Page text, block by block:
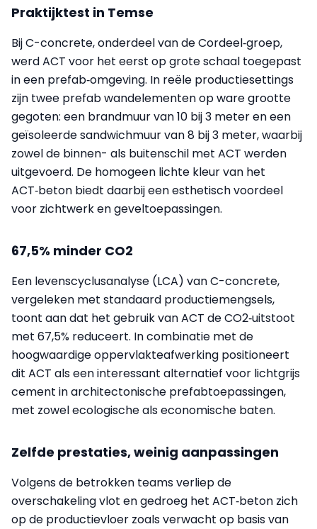
Praktijktest in Temse
Bij C-concrete, onderdeel van de Cordeel‑groep,
werd ACT voor het eerst op grote schaal toegepast
in een prefab‑omgeving. In reële productiesettings
zijn twee prefab wandelementen op ware grootte
gegoten: een brandmuur van 10 bij 3 meter en een
geïsoleerde sandwichmuur van 8 bij 3 meter, waarbij
zowel de binnen- als buitenschil met ACT werden
uitgevoerd. De homogeen lichte kleur van het
ACT‑beton biedt daarbij een esthetisch voordeel
voor zichtwerk en geveltoepassingen.
67,5% minder CO2
Een levenscyclusanalyse (LCA) van C-concrete,
vergeleken met standaard productiemengsels,
toont aan dat het gebruik van ACT de CO2‑uitstoot
met 67,5% reduceert. In combinatie met de
hoogwaardige oppervlakteafwerking positioneert
dit ACT als een interessant alternatief voor lichtgrijs
cement in architectonische prefabtoepassingen,
met zowel ecologische als economische baten.
Zelfde prestaties, weinig aanpassingen
Volgens de betrokken teams verliep de
overschakeling vlot en gedroeg het ACT‑beton zich
op de productievloer zoals verwacht op basis van